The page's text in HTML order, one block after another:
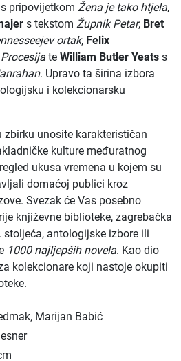
s pripovijetkom Žena je tako htjela,
s tekstom Župnik Petar, Bret
ortak, Felix
Procesija te William Butler Yeats s
. Upravo ta širina izbora
i kolekcionarsku
zbirku unosite karakterističan
kulture međuratnog
ukusa vremena u kojem su
domaćoj publici kroz
Svezak će Vas posebno
književne biblioteke, zagrebačka
antologijske izbore ili
1000 najljepših novela. Kao dio
kolekcionare koji nastoje okupiti
Marijan Babić